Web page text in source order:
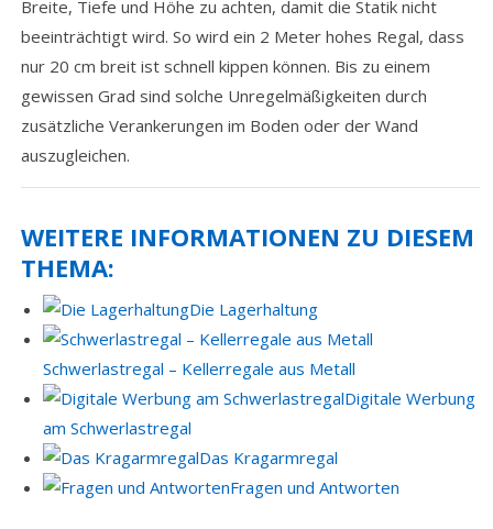
Breite, Tiefe und Höhe zu achten, damit die Statik nicht
beeinträchtigt wird. So wird ein 2 Meter hohes Regal, dass
nur 20 cm breit ist schnell kippen können. Bis zu einem
gewissen Grad sind solche Unregelmäßigkeiten durch
zusätzliche Verankerungen im Boden oder der Wand
auszugleichen.
WEITERE INFORMATIONEN ZU DIESEM
THEMA:
Die Lagerhaltung
Schwerlastregal – Kellerregale aus Metall
Digitale Werbung
am Schwerlastregal
Das Kragarmregal
Fragen und Antworten